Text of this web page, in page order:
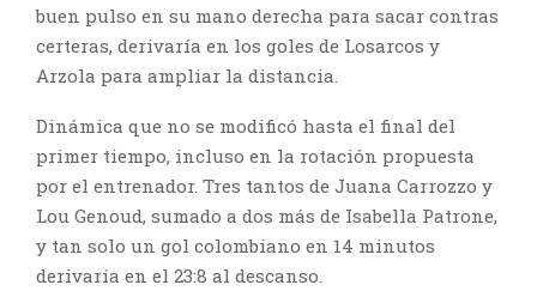
buen pulso en su mano derecha para sacar contras
certeras, derivaría en los goles de Losarcos y
Arzola para ampliar la distancia.
Dinámica que no se modificó hasta el final del
primer tiempo, incluso en la rotación propuesta
por el entrenador. Tres tantos de Juana Carrozzo y
Lou Genoud, sumado a dos más de Isabella Patrone,
y tan solo un gol colombiano en 14 minutos
derivaría en el 23:8 al descanso.